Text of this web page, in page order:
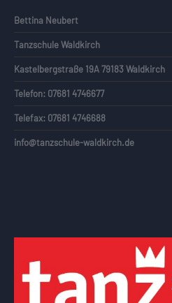
Bettina Neubert
Tanzschule Waldkirch
Kastelbergstraße 19A 79183 Waldkirch
Telefon: 07681 4746677
Telefax: 07681 4746688
info@tanzschule-waldkirch.de